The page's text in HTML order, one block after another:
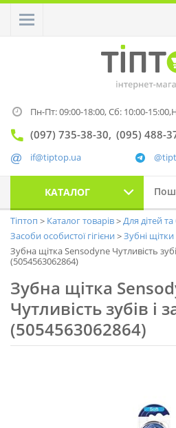
Пн-Пт: 09:00-18:00,Сб: 10:00-15:00,
(097) 735-38-30 (095) 488-
if@tiptop.ua
КАТАЛОГ
Тіптоп Каталог товарів
Для дітей та
Засоби особистої гігієни
Зубні щітки
Зубна щітка Sensodyne Чутливість
(5054563062864)
Зубна щітка
Чутливість зубів і
(5054563062864)